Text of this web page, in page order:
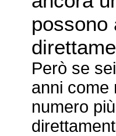
possono
Però se
anni come
numero